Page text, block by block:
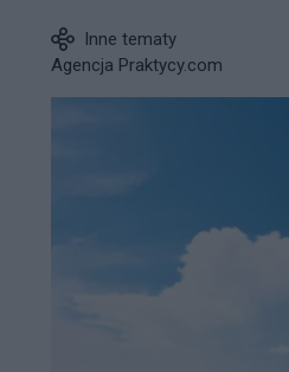
Inne tematy
Agencja Praktycy.com